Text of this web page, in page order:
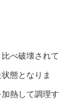
べ破壊されて
態となりま
熱して調理す